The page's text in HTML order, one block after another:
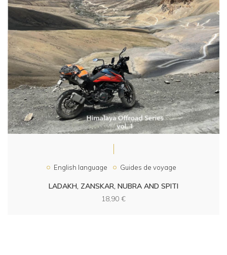
English language Guides de voyage
LADAKH, ZANSKAR, NUBRA AND SPITI
18,90 €